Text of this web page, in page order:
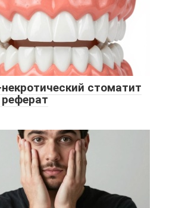
стоматит